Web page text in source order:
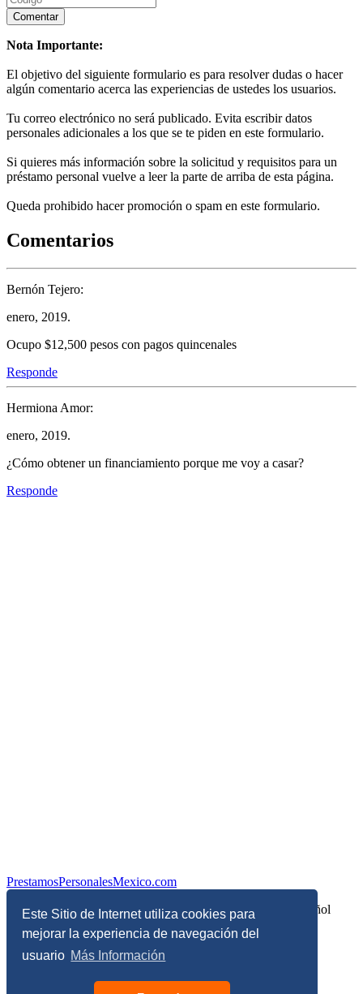
Este Sitio de Internet utiliza cookies para
mejorar la experiencia de navegación del
usuario Más Información
Nota Importante:
El objetivo del siguiente formulario es para resolver dudas o hacer
algún comentario acerca las experiencias de ustedes los usuarios.
Tu correo electrónico no será publicado. Evita escribir datos
personales adicionales a los que se te piden en este formulario.
Si quieres más información sobre la solicitud y requisitos para un
préstamo personal vuelve a leer la parte de arriba de esta página.
Queda prohibido hacer promoción o spam en este formulario.
Comentarios
Bernón Tejero:
enero, 2019.
Ocupo $12,500 pesos con pagos quincenales
Responde
Hermiona Amor:
enero, 2019.
¿Cómo obtener un financiamiento porque me voy a casar?
Responde
PrestamosPersonalesMexico.com
Información sobre Finanzas Personales y Economía en Español
© Copyright 2017 - 2026 - Todos los derechos reservados
Términos, Condiciones y Políticas de Privacidad